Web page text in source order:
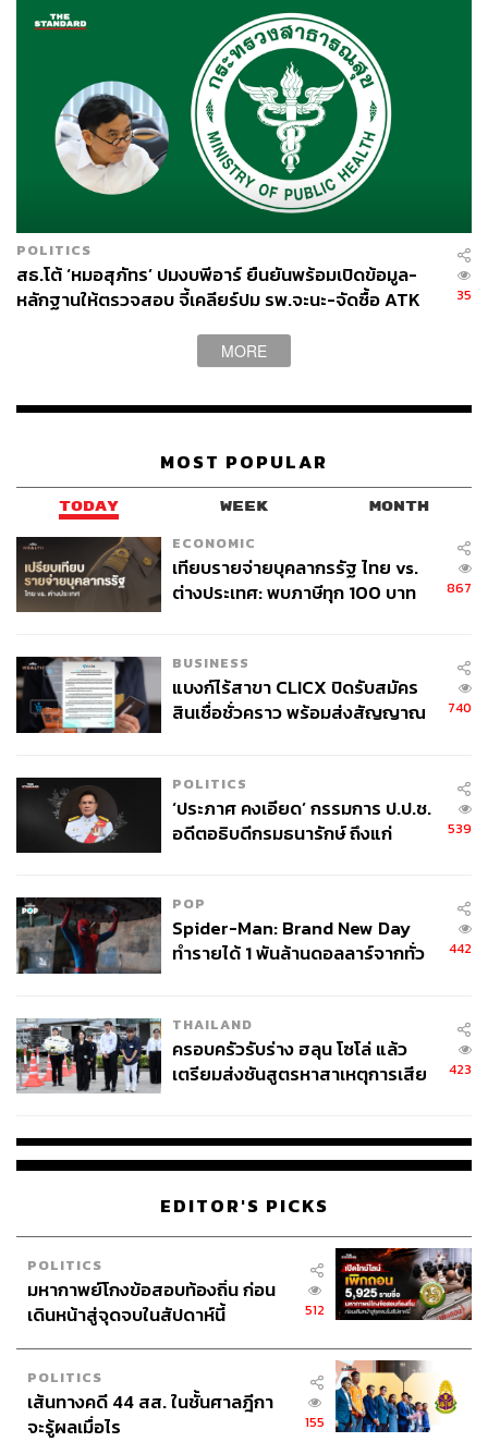
POLITICS
สธ.โต้ ‘หมอสุภัทร’ ปมงบพีอาร์ ยืนยันพร้อมเปิดข้อมูล-
หลักฐานให้ตรวจสอบ จี้เคลียร์ปม รพ.จะนะ-จัดซื้อ ATK
35
MORE
MOST POPULAR
TODAY WEEK MONTH
ECONOMIC
เทียบรายจ่ายบุคลากรรัฐ ไทย vs.
ต่างประเทศ: พบภาษีทุก 100 บาท
867
BUSINESS
แบงก์ไร้สาขา CLICX ปิดรับสมัคร
สินเชื่อชั่วคราว พร้อมส่งสัญญาณ
740
POLITICS
‘ประภาศ คงเอียด’ กรรมการ ป.ป.ช.
อดีตอธิบดีกรมธนารักษ์ ถึงแก่
539
POP
Spider-Man: Brand New Day
ทำรายได้ 1 พันล้านดอลลาร์จากทั่ว
442
THAILAND
ครอบครัวรับร่าง ฮลุน โซโล่ แล้ว
เตรียมส่งชันสูตรหาสาเหตุการเสีย
423
EDITOR'S PICKS
POLITICS
มหากาพย์โกงข้อสอบท้องถิ่น ก่อน
เดินหน้าสู่จุดจบในสัปดาห์นี้
512
POLITICS
เส้นทางคดี 44 สส. ในชั้นศาลฎีกา
จะรู้ผลเมื่อไร
155